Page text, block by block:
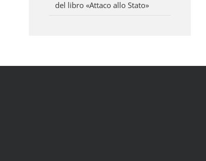
del libro «Attaco allo Stato»